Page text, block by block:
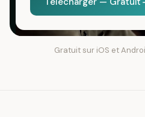
Gratuit sur iOS et